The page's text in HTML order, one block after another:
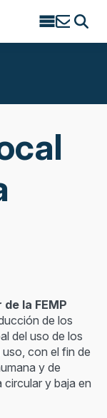
Search
la FEMP
de los
del uso de los
con el fin de
y de
y baja en